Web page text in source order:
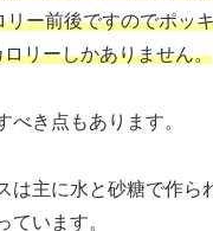
リー前後ですのでポッ
リーしかありません。
べき点もあります。
は主に水と砂糖で作ら
ています。